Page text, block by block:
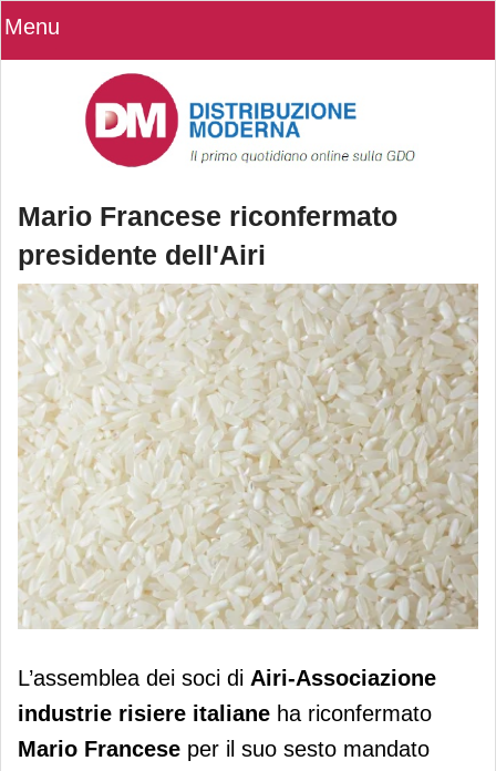
Menu
Mario Francese riconfermato
presidente dell'Airi
Mario Francese riconfermato
L’assemblea dei soci di Airi-Associazione
industrie risiere italiane ha riconfermato
Mario Francese per il suo sesto mandato